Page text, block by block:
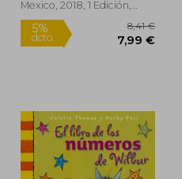
5%
dcto.
Mexico, 2018, 1 Edición,
Tapa Blanda, Nuevo